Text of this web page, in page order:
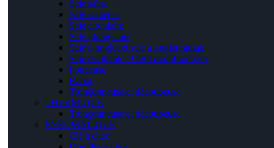
Scie sabre
Scie sauteuse
Scie circulaire
Scie plongeante
Scie à onglet et scie à onglet radiale
Scie oscillante / Outil multifonctions
Ponceuse
Rabot
Tronçonneuse et découpeuse
THERMIQUE
Tronçonneuse et découpeuse
PNEUMATIQUE
Clé à choc